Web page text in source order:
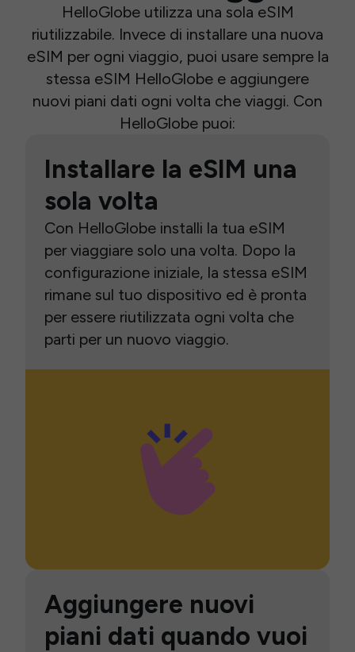
HelloGlobe utilizza una sola eSIM
riutilizzabile. Invece di installare una nuova
eSIM per ogni viaggio, puoi usare sempre la
stessa eSIM HelloGlobe e aggiungere
nuovi piani dati ogni volta che viaggi. Con
HelloGlobe puoi:
Installare la eSIM una
sola volta
Con HelloGlobe installi la tua eSIM
per viaggiare solo una volta. Dopo la
configurazione iniziale, la stessa eSIM
rimane sul tuo dispositivo ed è pronta
per essere riutilizzata ogni volta che
parti per un nuovo viaggio.
Aggiungere nuovi
piani dati quando vuoi